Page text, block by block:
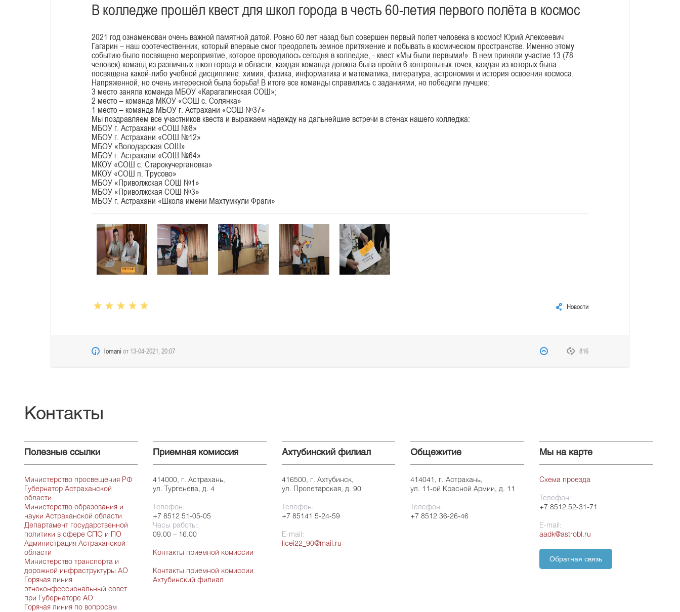
В колледже прошёл квест для школ города в честь 60-летия первого полёта в космос
2021 год ознаменован очень важной памятной датой. Ровно 60 лет назад был совершен первый полет человека в космос! Юрий Алексеевич
Гагарин – наш соотечественник, который впервые смог преодолеть земное притяжение и побывать в космическом пространстве. Именно этому
событию было посвящено мероприятие, которое проводилось сегодня в колледже, - квест «Мы были первыми!». В нем приняли участие 13 (78
человек) команд из различных школ города и области, каждая команда должна была пройти 6 контрольных точек, каждая из которых была
посвящена какой-либо учебной дисциплине: химия, физика, информатика и математика, литература, астрономия и история освоения космоса.
Напряженной, но очень интересной была борьба! В итоге все команды справились с заданиями, но победили лучшие:
3 место заняла команда МБОУ «Карагалинская СОШ»;
2 место – команда МКОУ «СОШ с. Солянка»
1 место – команда МБОУ г. Астрахани «СОШ №37»
Мы поздравляем все участников квеста и выражаем надежду на дальнейшие встречи в стенах нашего колледжа:
МБОУ г. Астрахани «СОШ №8»
МБОУ г. Астрахани «СОШ №12»
МБОУ «Володарская СОШ»
МБОУ г. Астрахани «СОШ №64»
МКОУ «СОШ с. Старокучергановка»
МКОУ «СОШ п. Трусово»
МБОУ «Приволжская СОШ №1»
МБОУ «Приволжская СОШ №3»
МБОУ г. Астрахани «Школа имени Махтумкули Фраги»
Новости
816
lomani от 13-04-2021, 20:07
Контакты
Полезные ссылки
Министерство просвещения РФ
Губернатор Астраханской
области
Министерство образования и
науки Астраханской области
Департамент государственной
политики в сфере СПО и ПО
Администрация Астраханской
области
Министерство транспорта и
дорожной инфраструктуры АО
Горячая линия
этноконфессиональный совет
при Губернаторе АО
Горячая линия по вопросам
Приемная комиссия
414000, г. Астрахань,
ул. Тургенева, д. 4
Телефон:
+7 8512 51-05-05
Часы работы:
09.00 – 16.00
Контакты приемной комиссии
Контакты приемной комиссии
Ахтубинский филиал
Ахтубинский филиал
416500, г. Ахтубинск,
ул. Пролетарская, д. 90
Телефон:
+7 85141 5-24-59
E-mail:
licei22_90@mail.ru
Общежитие
414041, г. Астрахань,
ул. 11-ой Красной Армии, д. 11
Телефон:
+7 8512 36-26-46
Мы на карте
Схема проезда
Телефон:
+7 8512 52-31-71
E-mail:
aadk@astrobl.ru
Обратная связь